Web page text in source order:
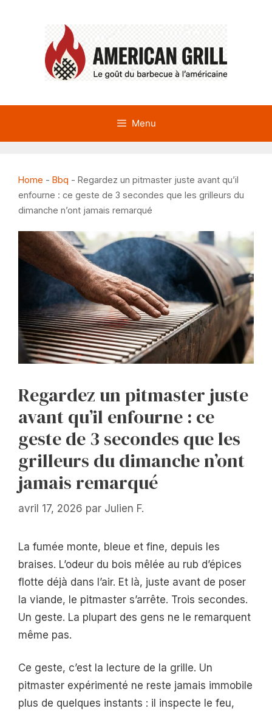
Menu
Home - Bbq - Regardez un pitmaster juste avant qu’il
enfourne : ce geste de 3 secondes que les grilleurs du
dimanche n’ont jamais remarqué
Regardez un pitmaster juste
avant qu’il enfourne : ce
geste de 3 secondes que les
grilleurs du dimanche n’ont
jamais remarqué
avril 17, 2026 par Julien F.
La fumée monte, bleue et fine, depuis les
braises. L’odeur du bois mêlée au rub d’épices
flotte déjà dans l’air. Et là, juste avant de poser
la viande, le pitmaster s’arrête. Trois secondes.
Un geste. La plupart des gens ne le remarquent
même pas.
Ce geste, c’est la lecture de la grille. Un
pitmaster expérimenté ne reste jamais immobile
plus de quelques instants : il inspecte le feu,